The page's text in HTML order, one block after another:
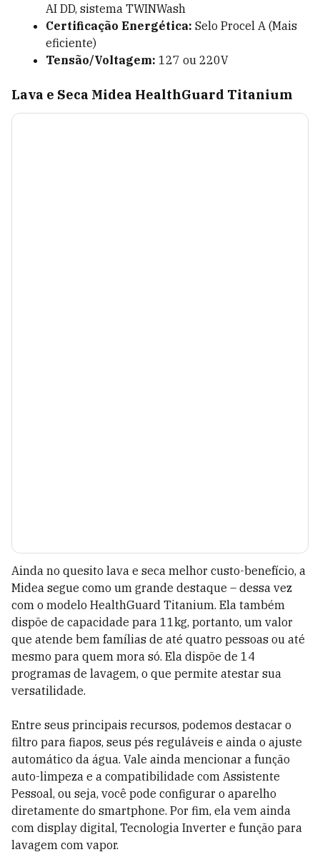
AI DD, sistema TWINWash
Certificação Energética: Selo Procel A (Mais
eficiente)
Tensão/Voltagem: 127 ou 220V
Lava e Seca Midea HealthGuard Titanium
Ainda no quesito lava e seca melhor custo-benefício, a
Midea segue como um grande destaque – dessa vez
com o modelo HealthGuard Titanium. Ela também
dispõe de capacidade para 11kg, portanto, um valor
que atende bem famílias de até quatro pessoas ou até
mesmo para quem mora só. Ela dispõe de 14
programas de lavagem, o que permite atestar sua
versatilidade.
Entre seus principais recursos, podemos destacar o
filtro para fiapos, seus pés reguláveis e ainda o ajuste
automático da água. Vale ainda mencionar a função
auto-limpeza e a compatibilidade com Assistente
Pessoal, ou seja, você pode configurar o aparelho
diretamente do smartphone. Por fim, ela vem ainda
com display digital, Tecnologia Inverter e função para
lavagem com vapor.